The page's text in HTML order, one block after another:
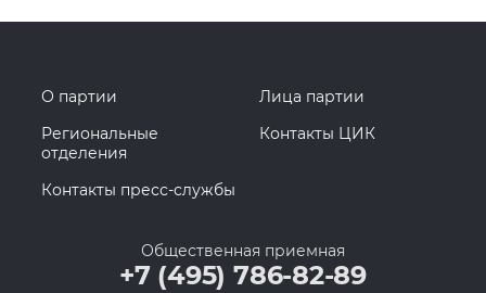
О партии
Лица партии
Региональные
отделения
Контакты ЦИК
Контакты пресс-службы
Общественная приемная
+7 (495) 786-82-89